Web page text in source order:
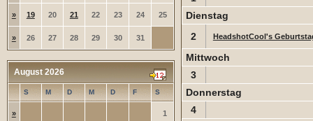
» 19 20 21 22 23 24 25
» 26 27 28 29 30 31
August 2026
S M D M D F S
» 1
Dienstag
2
HeadshotCool's
Mittwoch
3
Donnerstag
4